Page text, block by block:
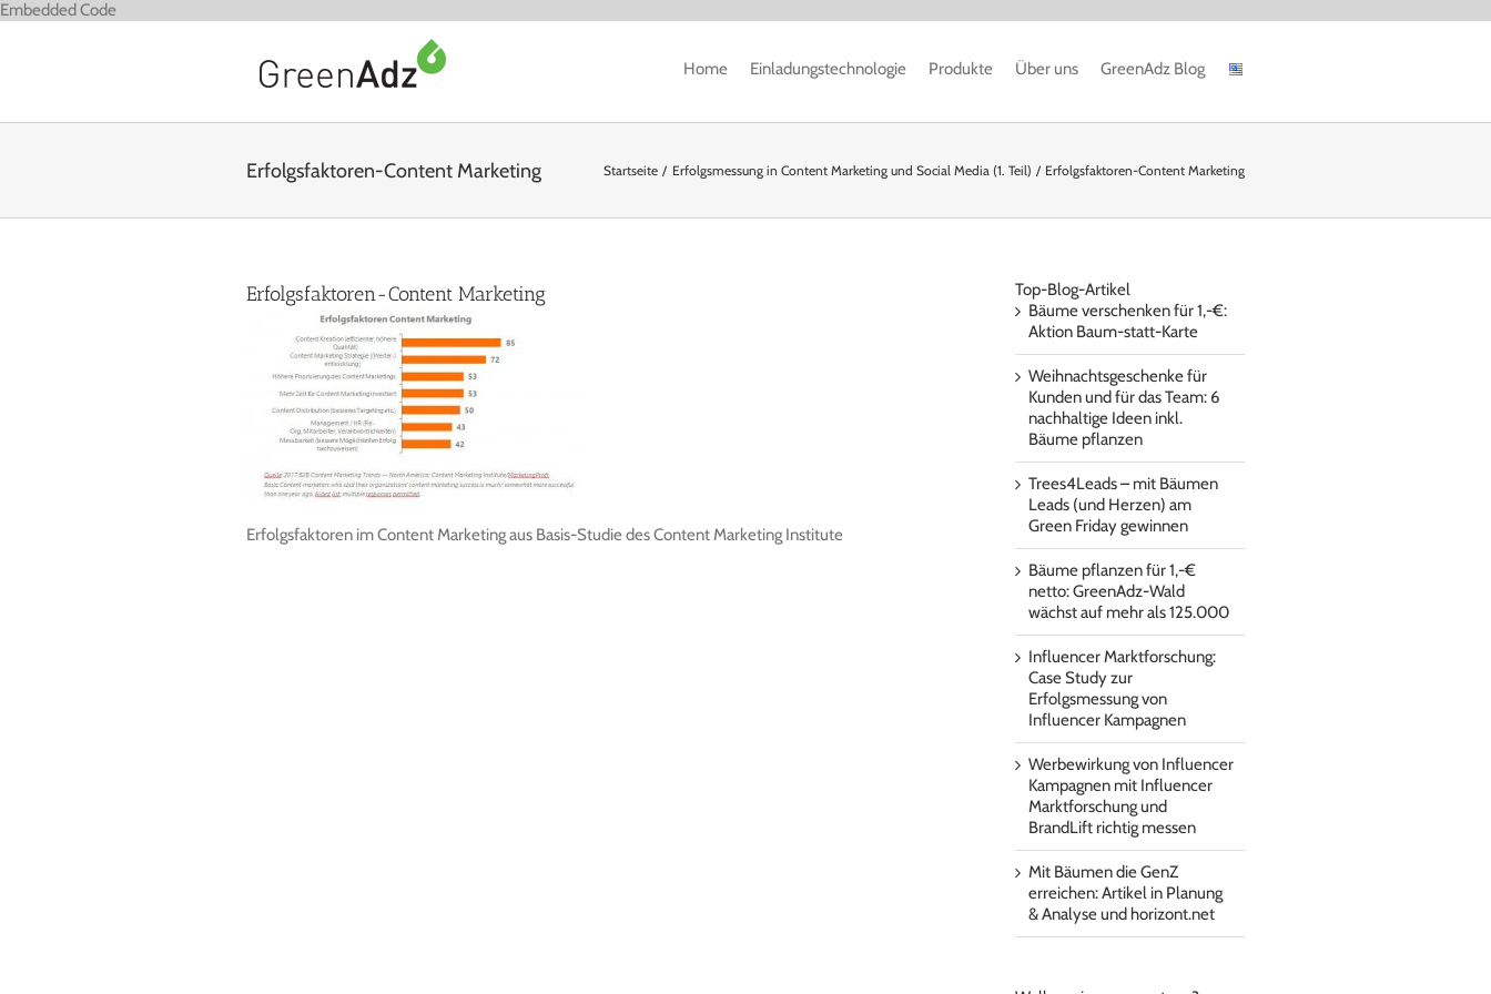
Embedded Code
Home
Einladungstechnologie Produkte Über uns GreenAdz Blog
Erfolgsfaktoren-Content Marketing Startseite Erfolgsmessung in Content Marketing und Social Media (1. Teil) Erfolgsfaktoren-Content Marketing
Erfolgsfaktoren-Content Marketing
Erfolgsfaktoren im Content Marketing aus Basis-Studie des Content Marketing Institute
Top-Blog-Artikel
Bäume verschenken für 1,-€:
Aktion Baum-statt-Karte
Weihnachtsgeschenke für
Kunden und für das Team: 6
nachhaltige Ideen inkl.
Bäume pflanzen
Trees4Leads – mit Bäumen
Leads (und Herzen) am
Green Friday gewinnen
Bäume pflanzen für 1,-€
netto: GreenAdz-Wald
wächst auf mehr als 125.000
Influencer Marktforschung:
Case Study zur
Erfolgsmessung von
Influencer Kampagnen
Werbewirkung von Influencer
Kampagnen mit Influencer
Marktforschung und
BrandLift richtig messen
Mit Bäumen die GenZ
erreichen: Artikel in Planung
& Analyse und horizont.net